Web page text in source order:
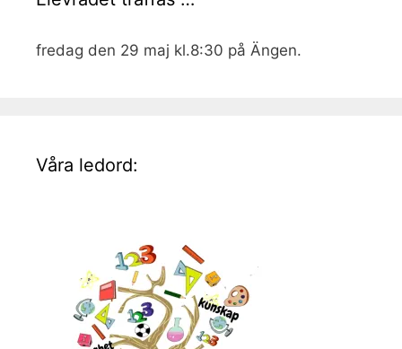
fredag den 29 maj kl.8:30 på Ängen.
Våra ledord: